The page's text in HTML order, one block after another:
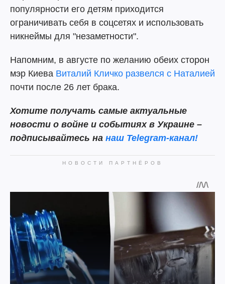
популярности его детям приходится
ограничивать себя в соцсетях и использовать
никнеймы для "незаметности".
Напомним, в августе по желанию обеих сторон
мэр Киева Виталий Кличко развелся с Наталией
почти после 26 лет брака.
Хотите получать самые актуальные
новости о войне и событиях в Украине –
подписывайтесь на наш Telegram-канал!